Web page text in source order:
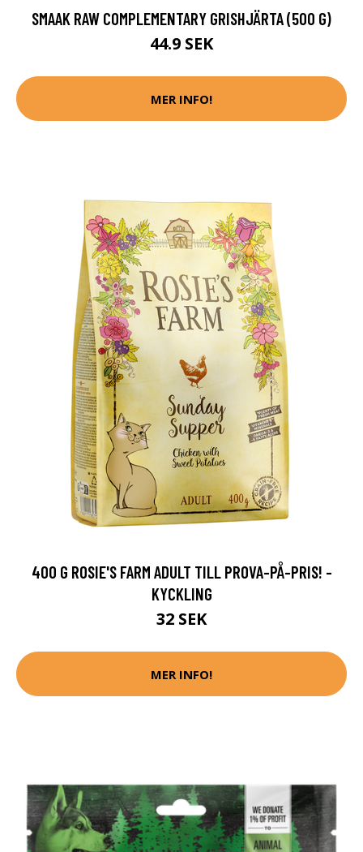
SMAAK RAW COMPLEMENTARY GRISHJÄRTA (500 G)
44.9 SEK
MER INFO!
400 G ROSIE'S FARM ADULT TILL PROVA-PÅ-PRIS! -
KYCKLING
32 SEK
MER INFO!